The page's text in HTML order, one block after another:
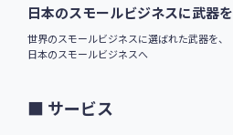
日本のスモールビジネスに武器を
世界のスモールビジネスに選ばれた武器を、
日本のスモールビジネスへ
サービス